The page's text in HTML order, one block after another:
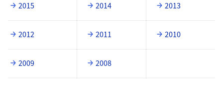
2015 2014 2013
2012 2011 2010
2009 2008